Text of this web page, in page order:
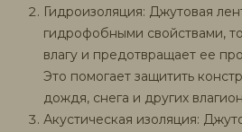
Гидроизоляция: Джутовая
гидрофобными свойствами,
влагу и предотвращает ее
Это помогает защитить
дождя, снега и других
Акустическая изоляция: